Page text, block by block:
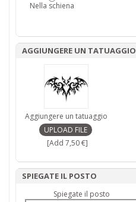
Nella schiena
AGGIUNGERE UN TATUAGGIO
Aggiungere un tatuaggio
[Add 7,50 €]
SPIEGATE IL POSTO
Spiegate il posto